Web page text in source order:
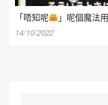
「唔知呢 」呢個魔法
14/10/2022